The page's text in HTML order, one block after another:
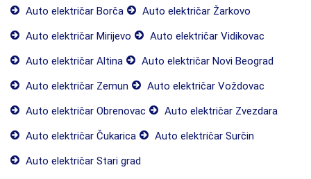
Auto električar Borča
Auto električar Žarkovo
Auto električar Mirijevo
Auto električar Vidikovac
Auto električar Altina
Auto električar Novi Beograd
Auto električar Zemun
Auto električar Voždovac
Auto električar Obrenovac
Auto električar Zvezdara
Auto električar Čukarica
Auto električar Surčin
Auto električar Stari grad